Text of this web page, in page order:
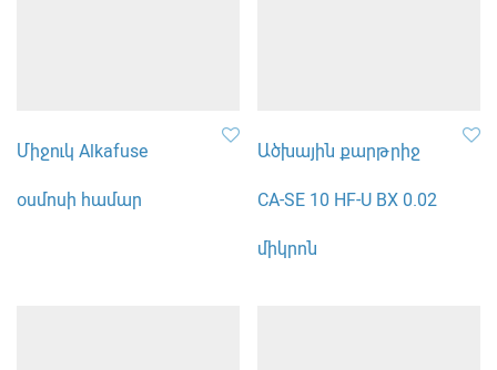
Միջուկ Alkafuse
օսմոսի համար
Ածխային քարթրիջ
CA-SE 10 HF-U BX 0.02
միկրոն